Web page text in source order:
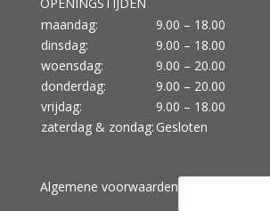
maandag:
dinsdag:
woensdag:
donderdag:
vrijdag:
zaterdag & zondag:
9.00 – 18.00
9.00 – 18.00
9.00 – 20.00
9.00 – 20.00
9.00 – 18.00
Gesloten
Algemene voorwaarden